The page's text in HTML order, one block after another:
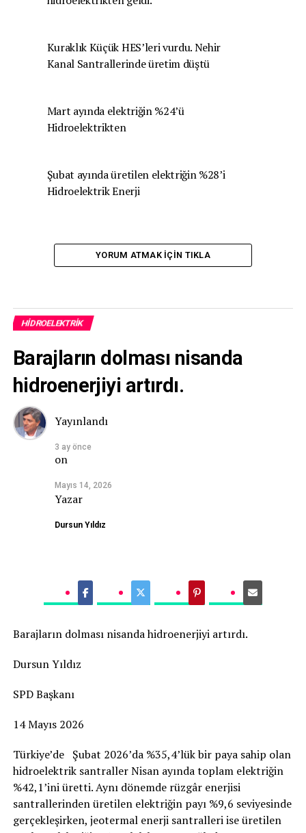
Kuraklık Küçük HES’leri vurdu. Nehir
Kanal Santrallerinde üretim düştü
Mart ayında elektriğin %24’ü
Hidroelektrikten
Şubat ayında üretilen elektriğin %28’i
Hidroelektrik Enerji
YORUM ATMAK IÇIN TIKLA
HIDROELEKTRIK
Barajların dolması nisanda
hidroenerjiyi artırdı.
Yayınlandı
3 ay önce
on
Mayıs 14, 2026
Yazar
Dursun Yıldız
Barajların dolması nisanda hidroenerjiyi artırdı.
Dursun Yıldız
SPD Başkanı
14 Mayıs 2026
Türkiye’de Şubat 2026’da %35,4’lük bir paya sahip olan
hidroelektrik santraller Nisan ayında toplam elektriğin
%42,1’ini üretti. Aynı dönemde rüzgâr enerjisi
santrallerinden üretilen elektriğin payı %9,6 seviyesinde
gerçekleşirken, jeotermal enerji santralleri ise üretilen